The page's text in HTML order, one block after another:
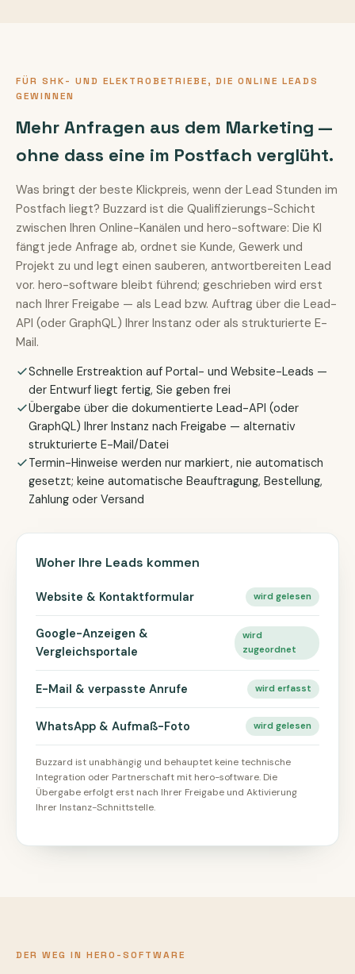
FÜR SHK- UND ELEKTROBETRIEBE, DIE ONLINE LEADS
GEWINNEN
Mehr Anfragen aus dem Marketing —
ohne dass eine im Postfach verglüht.
Was bringt der beste Klickpreis, wenn der Lead Stunden im
Postfach liegt? Buzzard ist die Qualifizierungs-Schicht
zwischen Ihren Online-Kanälen und hero-software: Die KI
fängt jede Anfrage ab, ordnet sie Kunde, Gewerk und
Projekt zu und legt einen sauberen, antwortbereiten Lead
vor. hero-software bleibt führend; geschrieben wird erst
nach Ihrer Freigabe — als Lead bzw. Auftrag über die Lead-
API (oder GraphQL) Ihrer Instanz oder als strukturierte E-
Mail.
Schnelle Erstreaktion auf Portal- und Website-Leads —
der Entwurf liegt fertig, Sie geben frei
Übergabe über die dokumentierte Lead-API (oder
GraphQL) Ihrer Instanz nach Freigabe — alternativ
strukturierte E-Mail/Datei
Termin-Hinweise werden nur markiert, nie automatisch
gesetzt; keine automatische Beauftragung, Bestellung,
Zahlung oder Versand
Woher Ihre Leads kommen
Website & Kontaktformular wird gelesen
Google-Anzeigen &
Vergleichsportale
wird
zugeordnet
E-Mail & verpasste Anrufe wird erfasst
WhatsApp & Aufmaß-Foto wird gelesen
Buzzard ist unabhängig und behauptet keine technische
Integration oder Partnerschaft mit hero-software. Die
Übergabe erfolgt erst nach Ihrer Freigabe und Aktivierung
Ihrer Instanz-Schnittstelle.
DER WEG IN HERO-SOFTWARE